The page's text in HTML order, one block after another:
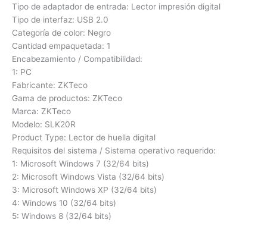
Tipo de adaptador de entrada: Lector impresión digital
Tipo de interfaz: USB 2.0
Categoría de color: Negro
Cantidad empaquetada: 1
Encabezamiento / Compatibilidad:
1: PC
Fabricante: ZKTeco
Gama de productos: ZKTeco
Marca: ZKTeco
Modelo: SLK20R
Product Type: Lector de huella digital
Requisitos del sistema / Sistema operativo requerido:
1: Microsoft Windows 7 (32/64 bits)
2: Microsoft Windows Vista (32/64 bits)
3: Microsoft Windows XP (32/64 bits)
4: Windows 10 (32/64 bits)
5: Windows 8 (32/64 bits)